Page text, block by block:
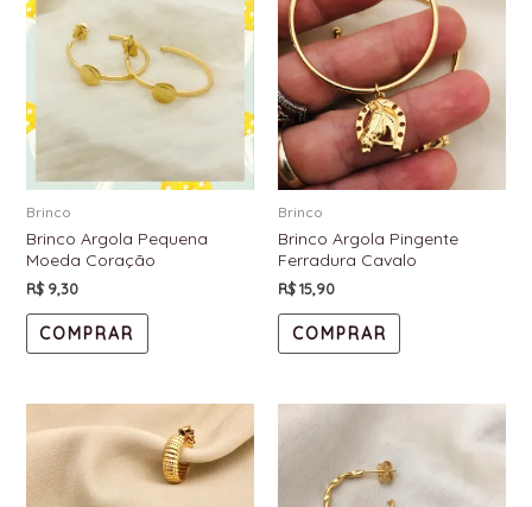
Brinco
Brinco Argola Pequena
Moeda Coração
R$9,30
COMPRAR
Brinco
Brinco Argola Pingente
Ferradura Cavalo
R$15,90
COMPRAR